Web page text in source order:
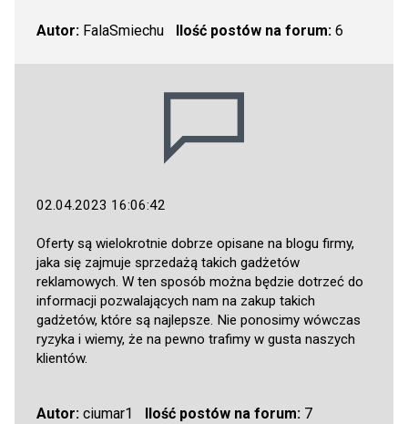
Autor: FalaSmiechu Ilość postów na forum:6
02.04.2023 16:06:42
Oferty są wielokrotnie dobrze opisane na blogu firmy,
jaka się zajmuje sprzedażą takich gadżetów
reklamowych. W ten sposób można będzie dotrzeć do
informacji pozwalających nam na zakup takich
gadżetów, które są najlepsze. Nie ponosimy wówczas
ryzyka i wiemy, że na pewno trafimy w gusta naszych
klientów.
Autor: ciumar1 Ilość postów na forum:7